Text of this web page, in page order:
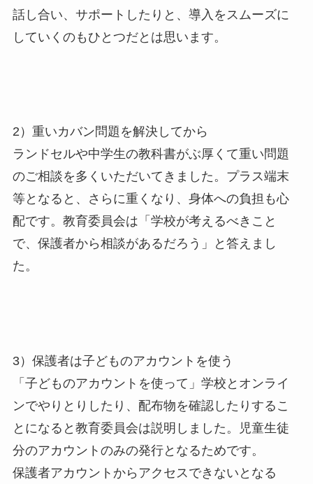
話し合い、サポートしたりと、導入をスムーズに
していくのもひとつだとは思います。
2）重いカバン問題を解決してから
ランドセルや中学生の教科書がぶ厚くて重い問題
のご相談を多くいただいてきました。プラス端末
等となると、さらに重くなり、身体への負担も心
配です。教育委員会は「学校が考えるべきこと
で、保護者から相談があるだろう」と答えまし
た。
3）保護者は子どものアカウントを使う
「子どものアカウントを使って」学校とオンライ
ンでやりとりしたり、配布物を確認したりするこ
とになると教育委員会は説明しました。児童生徒
分のアカウントのみの発行となるためです。
保護者アカウントからアクセスできないとなる